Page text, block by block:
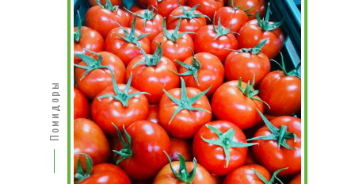
Помидоры